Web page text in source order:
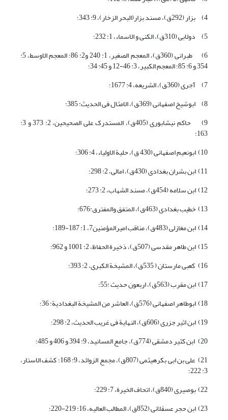
4) بزار (292ق)، مسند بزار(البحر الزخار)، 9: 343؛
5) دولابی (310ق)، الکنی و الاسماء، 1: 232؛
6) طبرانی (360ق)، المعجم الصغیر، 1: 240 و2: 86؛ المعجم الاوسط، 5:
354 و 6: 85؛ المعجم الکبیر، 3: 46-12 و 45: 34؛
7) آجری (360ق)، الشریعه، 4: 1677؛
8) ابوشیخ اصفهانی (369ق)، الامثال فی الحدیث: 385؛
9) حاکم نیشابوری (405ق)، المستدرک علی الصحیحین، 2: 373 و 3:
163؛
10) ابونعیم اصفهانی (430 ق)، حلیة الاولیاء، 4: 306؛
11) ابن بشران بغدادی (430ق)، امالی، 2: 298؛
12) ابن سلامه (454ق)، مسند الشهاب، 2: 273؛
13) خطیب بغدادی (463ق)، المتفق والمفترق:676؛
14) ابن مغازلی (483ق)، مناقب امیرالمؤمنین7، 1: 187-189؛
15) ابن طاهر مقدسی (507ق)، ذخیرة الحفاظ، 2: 1001 و 962؛
16) کعبی مارستان ( 535ق)، المشیخة الکبری، 2: 393؛
17) ابن مقرب (563ق)، اربعون حدیث :55؛
18) ابوطاهر اصفهانی (576ق)، العاشر من المشیخة البغدادیة: 36؛
19) ابن اثیر جزری (606ق)، النهایة فی غریب الحدیث، 2: 298؛
20) ابن کثیر دمشقی (774ق)، جامع المسانید، 9: 394 و 406 و 485؛
21) علی بن ابی بکرهیثمی (807ق)، مجمع الزوائد، 9: 168؛ کشف الاستار،
3: 222؛
22) بوصیری (840ق)، اتحاف الخیرة، 7: 229؛
23) ابن حجر عسقلانی (852ق)، المطالب العالیه، 16: 219-220؛